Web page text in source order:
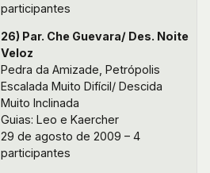
participantes
26) Par. Che Guevara/ Des. Noite
Veloz
Pedra da Amizade, Petrópolis
Escalada Muito Difícil/ Descida
Muito Inclinada
Guias: Leo e Kaercher
29 de agosto de 2009 – 4
participantes